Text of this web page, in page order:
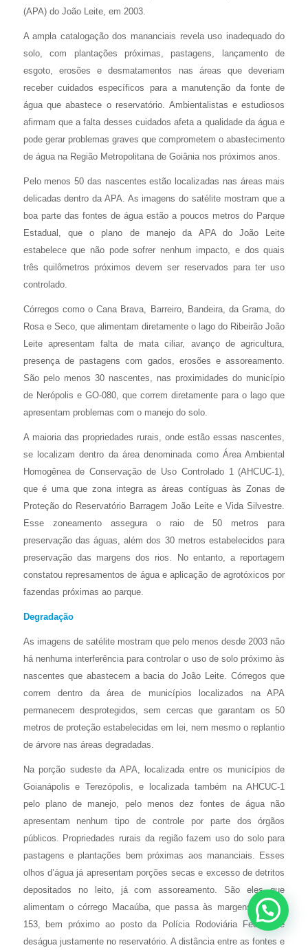
(APA) do João Leite, em 2003.
A ampla catalogação dos mananciais revela uso inadequado do
solo, com plantações próximas, pastagens, lançamento de
esgoto, erosões e desmatamentos nas áreas que deveriam
receber cuidados específicos para a manutenção da fonte de
água que abastece o reservatório. Ambientalistas e estudiosos
afirmam que a falta desses cuidados afeta a qualidade da água e
pode gerar problemas graves que comprometem o abastecimento
de água na Região Metropolitana de Goiânia nos próximos anos.
Pelo menos 50 das nascentes estão localizadas nas áreas mais
delicadas dentro da APA. As imagens do satélite mostram que a
boa parte das fontes de água estão a poucos metros do Parque
Estadual, que o plano de manejo da APA do João Leite
estabelece que não pode sofrer nenhum impacto, e dos quais
três quilômetros próximos devem ser reservados para ter uso
controlado.
Córregos como o Cana Brava, Barreiro, Bandeira, da Grama, do
Rosa e Seco, que alimentam diretamente o lago do Ribeirão João
Leite apresentam falta de mata ciliar, avanço de agricultura,
presença de pastagens com gados, erosões e assoreamento.
São pelo menos 30 nascentes, nas proximidades do município
de Nerópolis e GO-080, que correm diretamente para o lago que
apresentam problemas com o manejo do solo.
A maioria das propriedades rurais, onde estão essas nascentes,
se localizam dentro da área denominada como Área Ambiental
Homogênea de Conservação de Uso Controlado 1 (AHCUC-1),
que é uma que zona integra as áreas contíguas às Zonas de
Proteção do Reservatório Barragem João Leite e Vida Silvestre.
Esse zoneamento assegura o raio de 50 metros para
preservação das águas, além dos 30 metros estabelecidos para
preservação das margens dos rios. No entanto, a reportagem
constatou represamentos de água e aplicação de agrotóxicos por
fazendas próximas ao parque.
Degradação
As imagens de satélite mostram que pelo menos desde 2003 não
há nenhuma interferência para controlar o uso de solo próximo às
nascentes que abastecem a bacia do João Leite. Córregos que
correm dentro da área de municípios localizados na APA
permanecem desprotegidos, sem cercas que garantam os 50
metros de proteção estabelecidas em lei, nem mesmo o replantio
de árvore nas áreas degradadas.
Na porção sudeste da APA, localizada entre os municípios de
Goianápolis e Terezópolis, e localizada também na AHCUC-1
pelo plano de manejo, pelo menos dez fontes de água não
apresentam nenhum tipo de controle por parte dos órgãos
públicos. Propriedades rurais da região fazem uso do solo para
pastagens e plantações bem próximas aos mananciais. Esses
olhos d’água já apresentam porções secas e excesso de detritos
depositados no leito, já com assoreamento. São eles que
alimentam o córrego Macaúba, que passa às margens da BR-
153, bem próximo ao posto da Polícia Rodoviária Federal, e
deságua justamente no reservatório. A distância entre as fontes e